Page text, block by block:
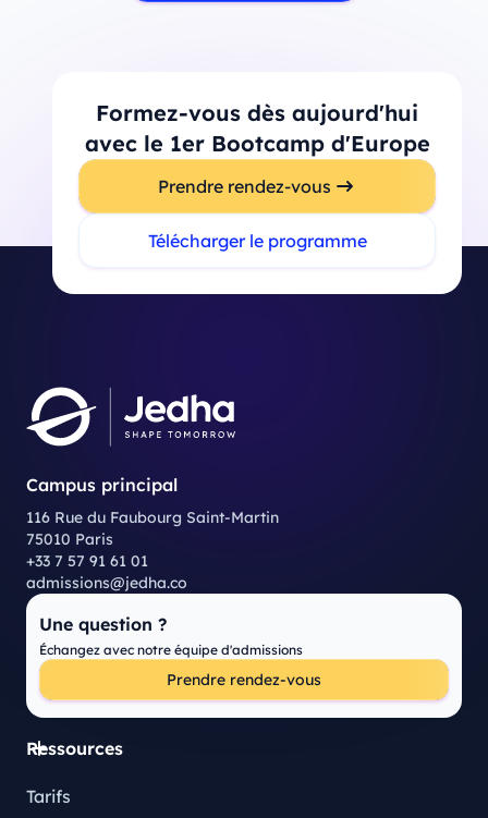
Formez-vous dès aujourd'hui
avec le 1er Bootcamp d'Europe
Prendre rendez-vous
Télécharger le programme
Campus principal
116 Rue du Faubourg Saint-Martin
75010 Paris
+33 7 57 91 61 01
admissions@jedha.co
Une question ?
Échangez avec notre équipe d'admissions
Prendre rendez-vous
Ressources
Tarifs